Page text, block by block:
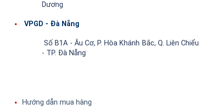
Dương
VPGD - Đà Nẵng
Số B1A - Âu Cơ, P. Hòa Khánh Bắc, Q. Liên Chiểu
- TP. Đà Nẵng
Hướng dẫn mua hàng